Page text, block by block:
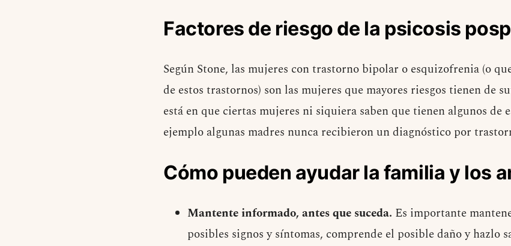
Factores de riesgo de la psicosis
Según Stone, las mujeres con trastorno bipolar o esquizofrenia (o
de estos trastornos) son las mujeres que mayores riesgos tienen de
está en que ciertas mujeres ni siquiera saben que tienen algunos de
ejemplo algunas madres nunca recibieron un diagnóstico por
Cómo pueden ayudar la familia y los
Mantente informado, antes que suceda. Es importante
posibles signos y síntomas, comprende el posible daño y hazlo